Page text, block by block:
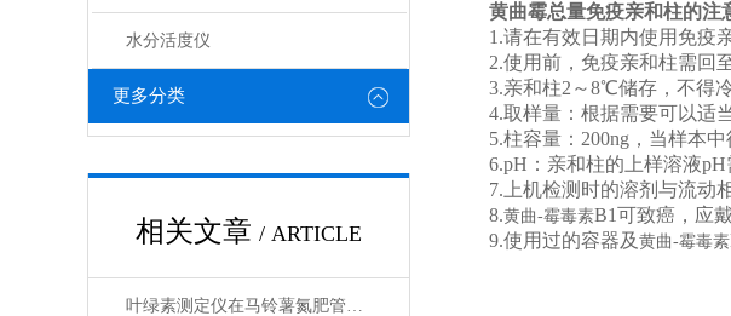
水分活度仪
更多分类
相关文章 / ARTICLE
叶绿素测定仪在马铃薯氮肥管理研究中的应用
黄曲霉总量免疫亲和柱的注
1.请在有效日期内使用免疫亲
2.使用前，免疫亲和柱需回至
3.亲和柱2～8℃储存，不得冷
4.取样量：根据需要可以适当
5.柱容量：200ng，当样本中
6.pH：亲和柱的上样溶液pH
7.上机检测时的溶剂与流动相
8.黄曲-霉毒素B1可致癌，应
9.使用过的容器及 黄曲-霉毒素